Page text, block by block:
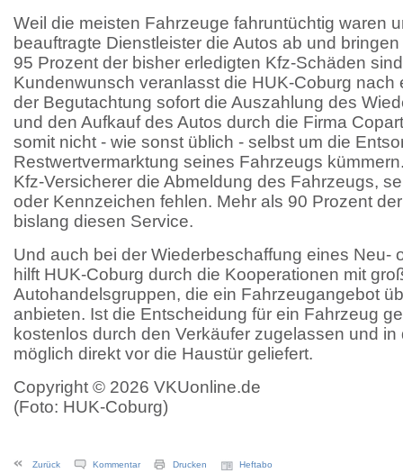
Weil die meisten Fahrzeuge fahruntüchtig waren
beauftragte Dienstleister die Autos ab und
95 Prozent der bisher erledigten Kfz-Schäden
Kundenwunsch veranlasst die HUK-Coburg nach
der Begutachtung sofort die Auszahlung des
und den Aufkauf des Autos durch die Firma
somit nicht - wie sonst üblich - selbst um die
Restwertvermarktung seines Fahrzeugs
Kfz-Versicherer die Abmeldung des Fahrzeugs,
oder Kennzeichen fehlen. Mehr als 90 Prozent
bislang diesen Service.
Und auch bei der Wiederbeschaffung eines Neu-
hilft HUK-Coburg durch die Kooperationen mit
Autohandelsgruppen, die ein Fahrzeugangebot
anbieten. Ist die Entscheidung für ein Fahrzeug
kostenlos durch den Verkäufer zugelassen und
möglich direkt vor die Haustür geliefert.
Copyright © 2026 VKUonline.de
(Foto: HUK-Coburg)
Zurück Kommentar Drucken Heftabo